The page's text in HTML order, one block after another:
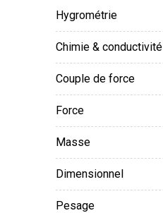
hygrométrie
chimie & conductivité
couple de force
force
masse
dimensionnel
pesage